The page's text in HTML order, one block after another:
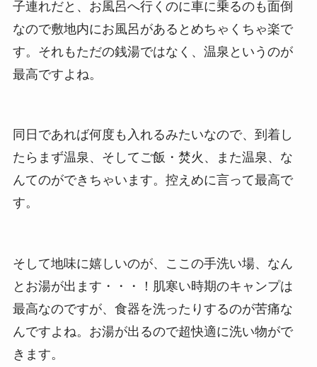
子連れだと、お風呂へ行くのに車に乗るのも面倒
なので敷地内にお風呂があるとめちゃくちゃ楽で
す。それもただの銭湯ではなく、温泉というのが
最高ですよね。
同日であれば何度も入れるみたいなので、到着し
たらまず温泉、そしてご飯・焚火、また温泉、な
んてのができちゃいます。控えめに言って最高で
す。
そして地味に嬉しいのが、ここの手洗い場、 なん
とお湯が出ます・・・！ 肌寒い時期のキャンプは
最高なのですが、食器を洗ったりするのが苦痛な
んですよね。お湯が出るので超快適に洗い物がで
きます。